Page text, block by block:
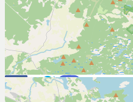
2013
2012
Seuraa